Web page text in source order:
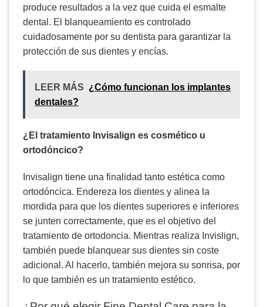
produce resultados a la vez que cuida el esmalte
dental. El blanqueamiento es controlado
cuidadosamente por su dentista para garantizar la
protección de sus dientes y encías.
LEER MÁS ¿Cómo funcionan los implantes
dentales?
¿El tratamiento Invisalign es cosmético u
ortodóncico?
Invisalign tiene una finalidad tanto estética como
ortodóncica. Endereza los dientes y alinea la
mordida para que los dientes superiores e inferiores
se junten correctamente, que es el objetivo del
tratamiento de ortodoncia. Mientras realiza Invislign,
también puede blanquear sus dientes sin coste
adicional. Al hacerlo, también mejora su sonrisa, por
lo que también es un tratamiento estético.